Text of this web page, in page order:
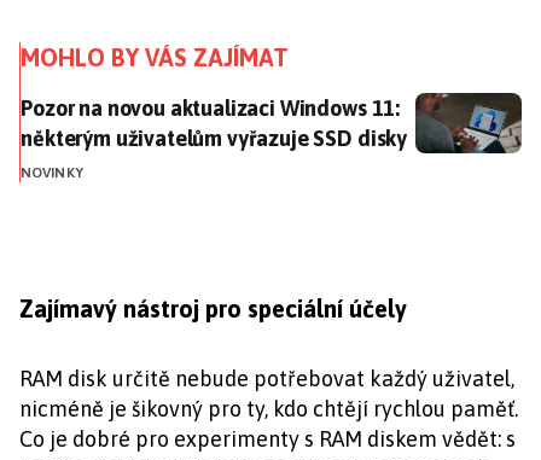
MOHLO BY VÁS ZAJÍMAT
Pozor na novou aktualizaci Windows 11: některým
Pozor na novou aktualizaci Windows 11:
některým uživatelům vyřazuje SSD disky
NOVINKY
Zajímavý nástroj pro speciální účely
RAM disk určitě nebude potřebovat každý uživatel,
nicméně je šikovný pro ty, kdo chtějí rychlou paměť.
Co je dobré pro experimenty s RAM diskem vědět: s